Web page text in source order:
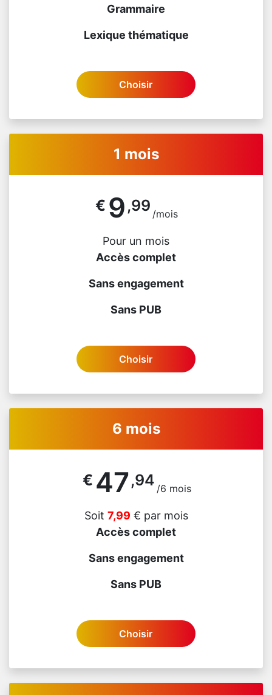
Grammaire
Lexique thématique
Choisir
1 mois
€ 9 ,99 /mois
Pour un mois
Accès complet
Sans engagement
Sans PUB
Choisir
6 mois
€ 47,94 /6 mois
Soit 7,99 € par mois
Accès complet
Sans engagement
Sans PUB
Choisir